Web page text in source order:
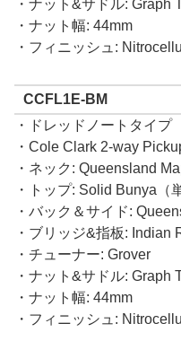
・ナット&サドル: Graph
・ナット幅: 44mm
・フィニッシュ:
CCFL1E-BM
・ドレッドノートタイプ
・Cole Clark 2-way
・ネック: Queensland
・トップ: Solid Bunya（
・バック＆サイド:
・ブリッジ&指板: Indian
・チューナー: Grover
・ナット&サドル: Graph
・ナット幅: 44mm
・フィニッシュ: